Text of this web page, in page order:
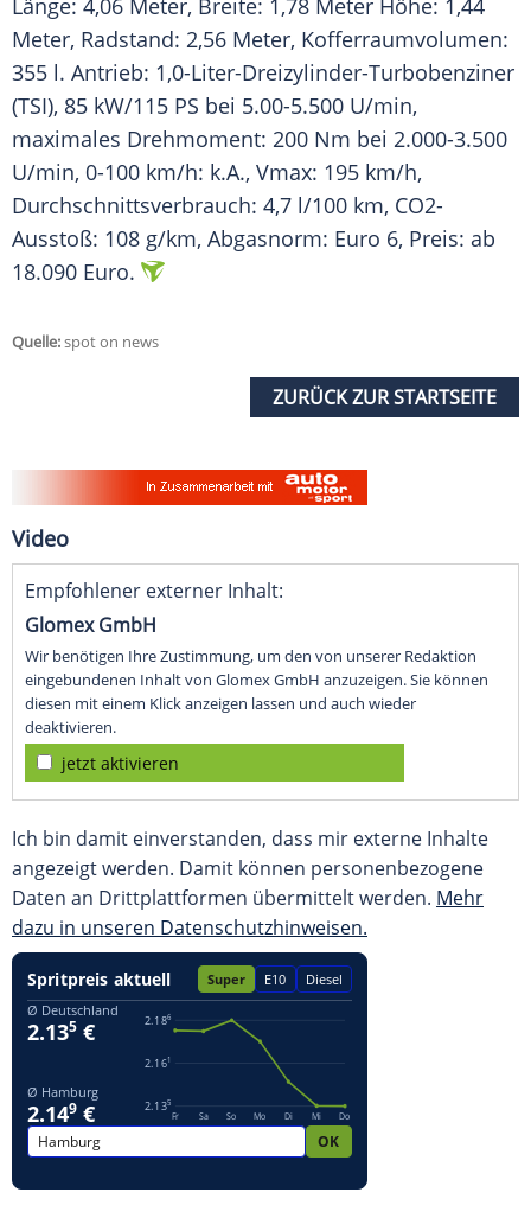
Länge: 4,06 Meter, Breite: 1,78 Meter Höhe: 1,44
Meter, Radstand: 2,56 Meter, Kofferraumvolumen:
355 l. Antrieb: 1,0-Liter-Dreizylinder-Turbobenziner
(TSI), 85 kW/115 PS bei 5.00-5.500 U/min,
maximales Drehmoment: 200 Nm bei 2.000-3.500
U/min, 0-100 km/h: k.A., Vmax: 195 km/h,
Durchschnittsverbrauch: 4,7 l/100 km, CO2-
Ausstoß: 108 g/km, Abgasnorm: Euro 6, Preis: ab
18.090 Euro.
Quelle:spot on news
ZURÜCK ZUR STARTSEITE
Video
Empfohlener externer Inhalt:
Glomex GmbH
Wir benötigen Ihre Zustimmung, um den von unserer Redaktion
eingebundenen Inhalt von Glomex GmbH anzuzeigen. Sie können
diesen mit einem Klick anzeigen lassen und auch wieder
deaktivieren.
jetzt aktivieren
Ich bin damit einverstanden, dass mir externe Inhalte
angezeigt werden. Damit können personenbezogene
Daten an Drittplattformen übermittelt werden. Mehr
dazu in unseren Datenschutzhinweisen.